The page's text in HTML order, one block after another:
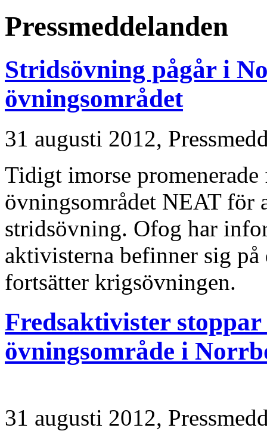
Pressmeddelanden
Stridsövning pågår i
övningsområdet
31 augusti 2012,
Tidigt imorse
övningsområdet NEAT för
stridsövning. Ofog har
aktivisterna befinner sig
fortsätter krigsövningen.
Fredsaktivister
övningsområde i
31 augusti 2012,